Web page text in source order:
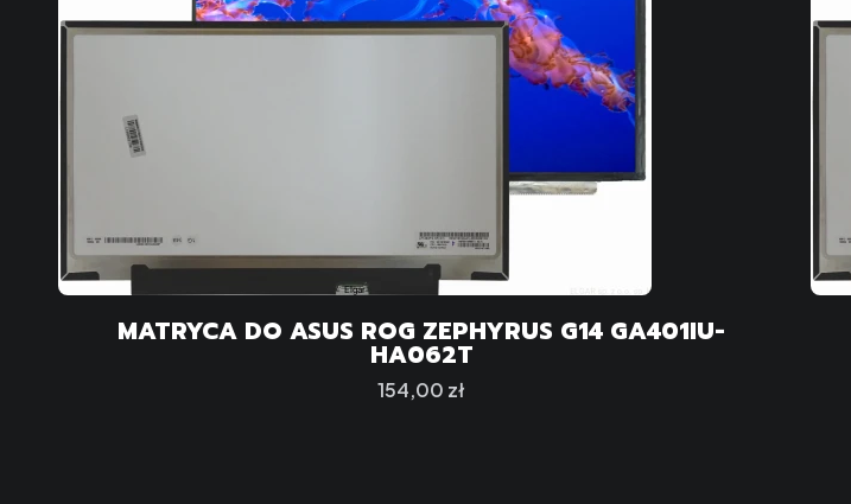
MATRYCA DO ASUS ROG ZEPHYRUS G14 GA401IU-
HA062T
Cena
154,00 zł